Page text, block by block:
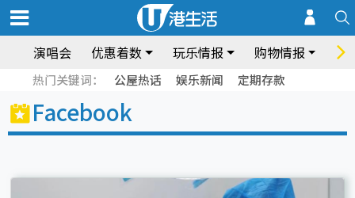
演唱会 优惠着数 玩乐情报 购物情报 饮
热门关键词： 公屋热话 娱乐新闻 定期存款
Facebook